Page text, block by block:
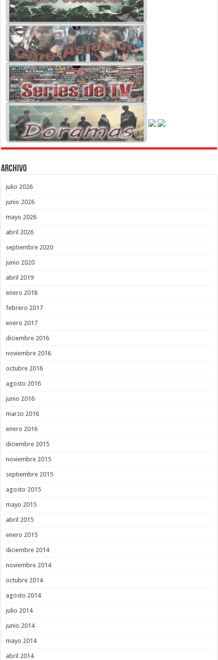
Archivo
julio 2026
junio 2026
mayo 2026
abril 2026
septiembre 2020
junio 2020
abril 2019
enero 2018
febrero 2017
enero 2017
diciembre 2016
noviembre 2016
octubre 2016
agosto 2016
junio 2016
marzo 2016
enero 2016
diciembre 2015
noviembre 2015
septiembre 2015
agosto 2015
mayo 2015
abril 2015
enero 2015
diciembre 2014
noviembre 2014
octubre 2014
agosto 2014
julio 2014
junio 2014
mayo 2014
abril 2014